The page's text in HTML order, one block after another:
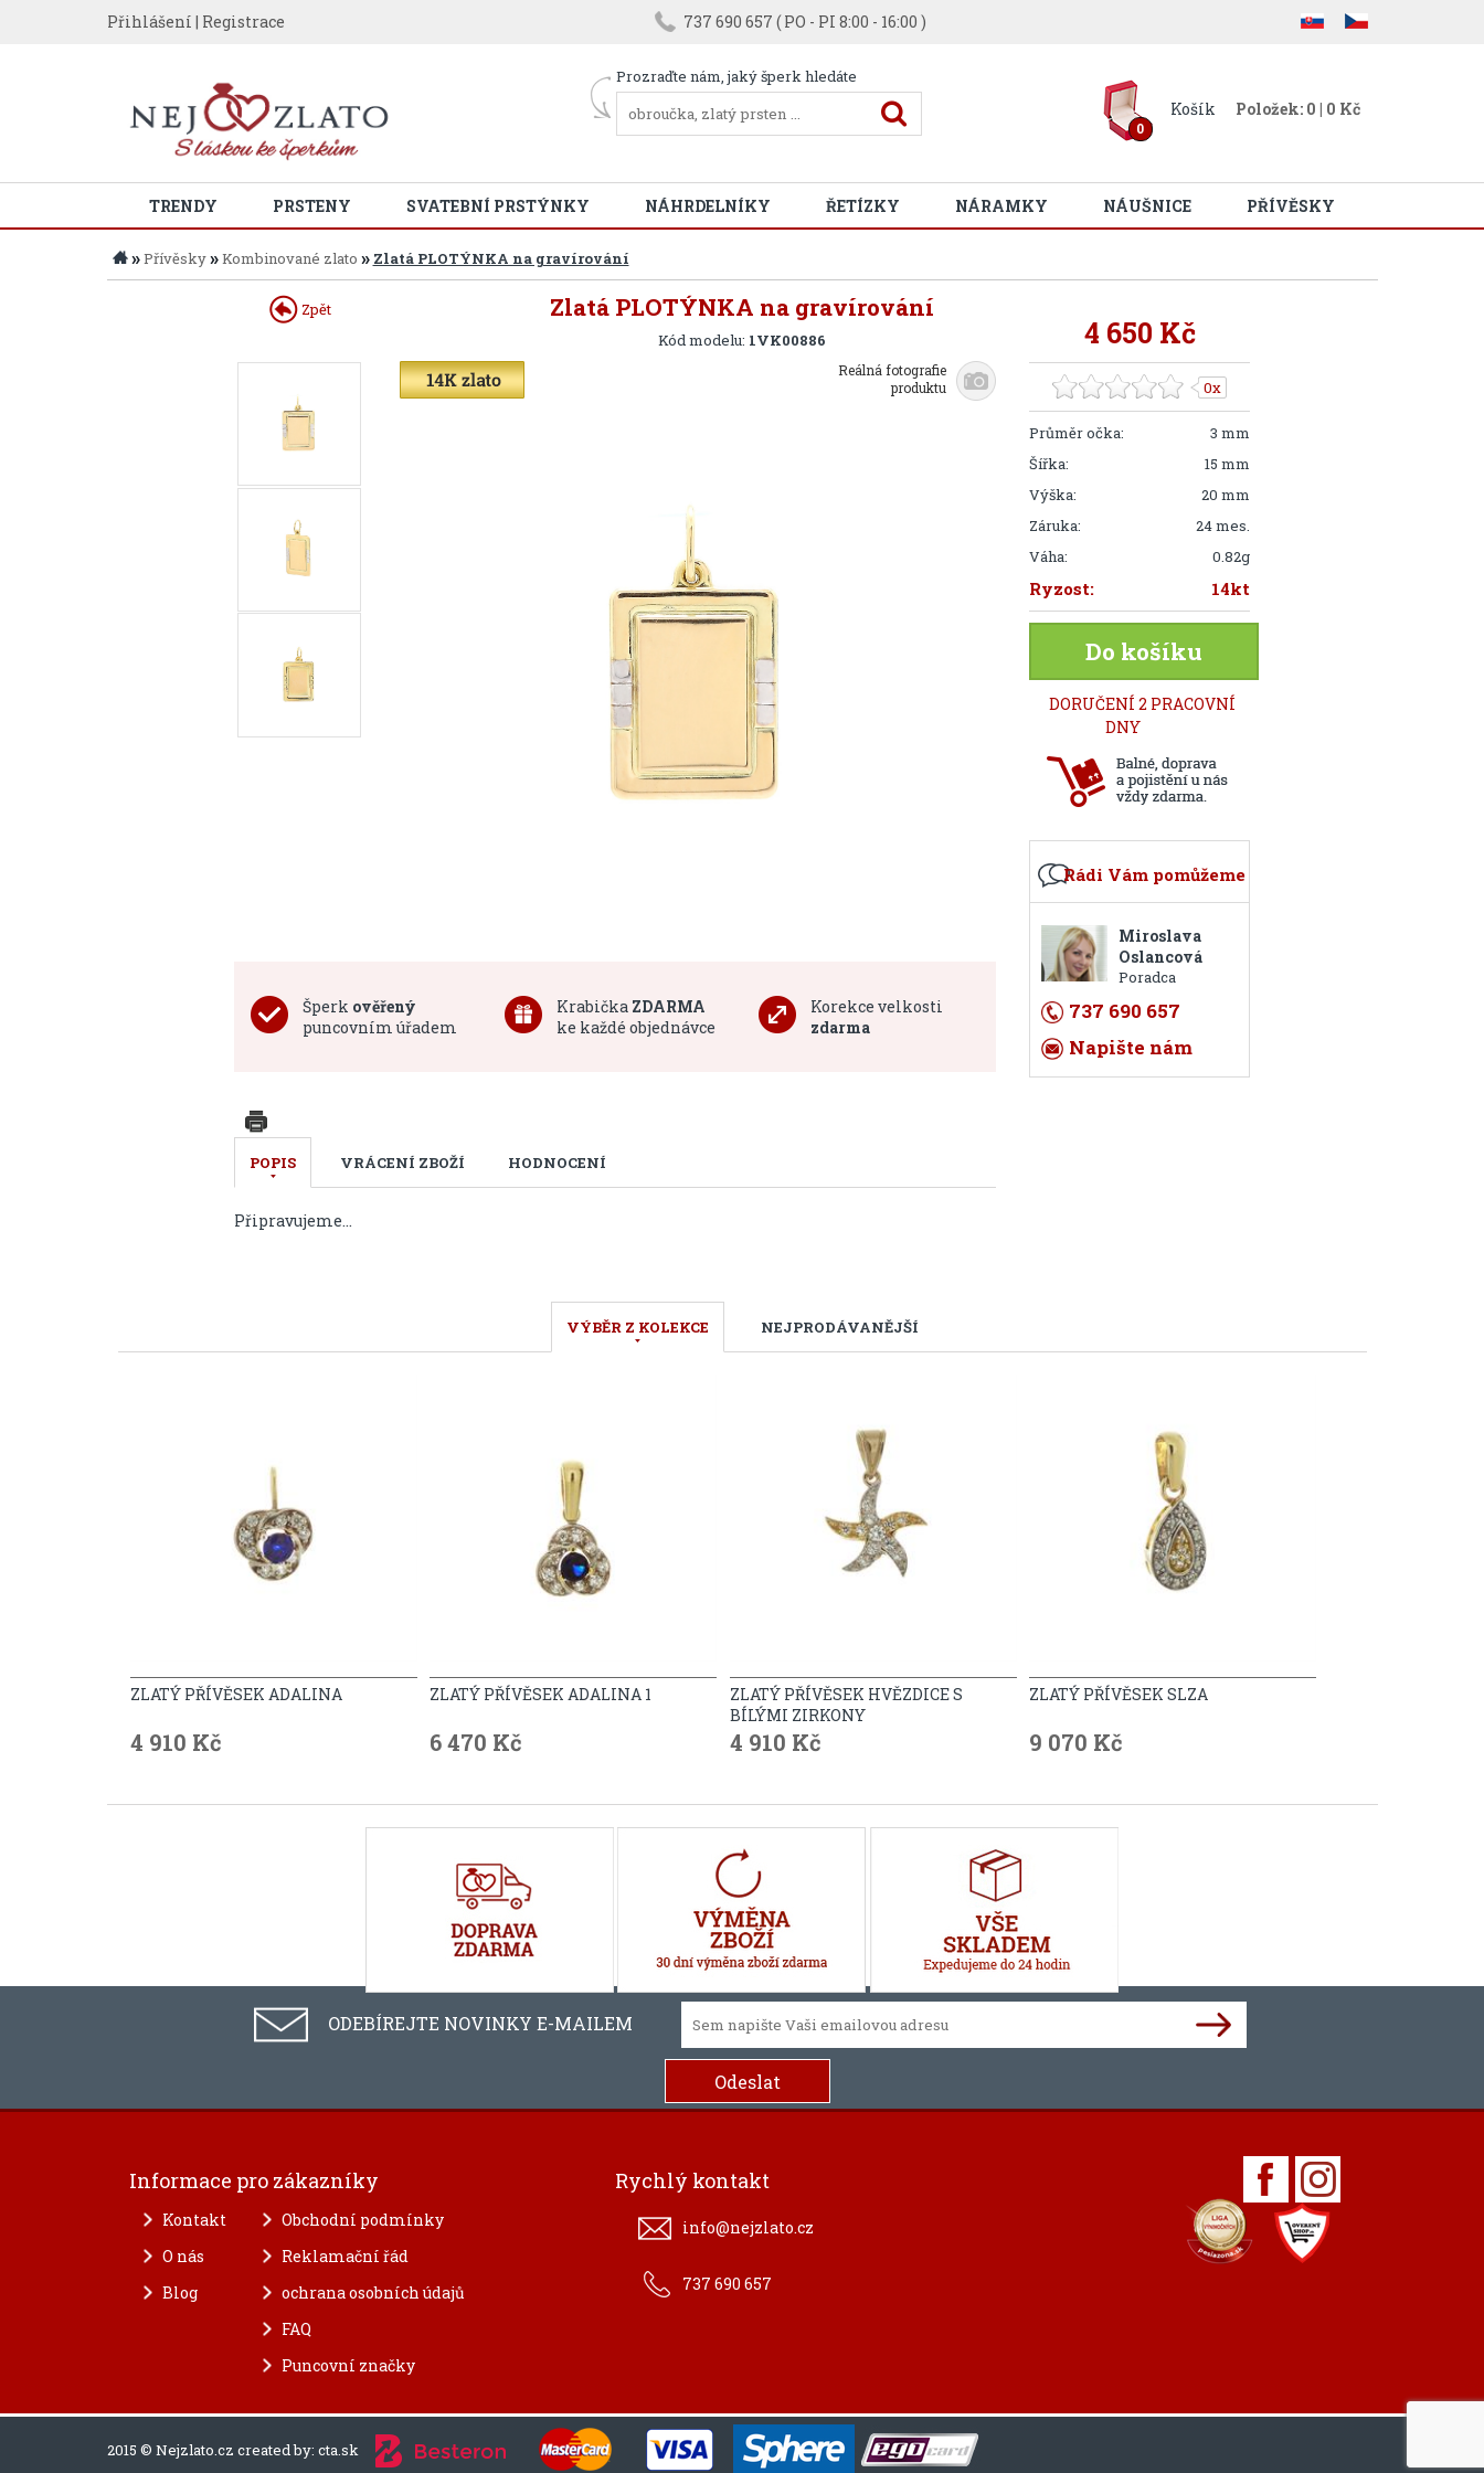
Přihlášení | Registrace 737 690 657 ( PO - PI 8:00 - 16:00 )
Prozraďte nám, jaký šperk hledáte
0
Košík Položek: 0 | 0 Kč
TRENDY PRSTENY SVATEBNÍ PRSTÝNKY NÁHRDELNÍKY ŘETÍZKY NÁRAMKY NÁUŠNICE PŘÍVĚSKY
»Přívěsky»Kombinované zlato » Zlatá PLOTÝNKA na gravírování
Zlatá PLOTÝNKA na gravírování
Kód modelu: 1VK00886
Zpět
Reálná fotografie
produktu
Šperk ověřený
puncovním úřadem
Krabička ZDARMA
ke každé objednávce
Korekce velkosti
zdarma
POPIS VRÁCENÍ ZBOŽÍ HODNOCENÍ
Připravujeme...
4 650 Kč
0x
Průměr očka:
3 mm
Šířka:
15 mm
Výška:
20 mm
Záruka:
24 mes.
Váha:
0.82g
Ryzost: 14kt
Do košíku
DORUČENÍ 2 PRACOVNÍ
DNY
Rádi Vám pomůžeme
Miroslava
Oslancová
Poradca
737 690 657
Napište nám
VÝBĚR Z KOLEKCE NEJPRODÁVANĚJŠÍ
ZLATÝ PŘÍVĚSEK ADALINA
4 910 Kč
ZLATÝ PŘÍVĚSEK ADALINA 1
6 470 Kč
ZLATÝ PŘÍVĚSEK HVĚZDICE S
BÍLÝMI ZIRKONY
4 910 Kč
ZLATÝ PŘÍVĚSEK SLZA
9 070 Kč
ODEBÍREJTE NOVINKY E-MAILEM
Informace pro zákazníky
Kontakt
O nás
Blog
Obchodní podmínky
Reklamační řád
ochrana osobních údajů
FAQ
Puncovní značky
Rychlý kontakt
info@nejzlato.cz
737 690 657
2015 © Nejzlato.cz created by: cta.sk